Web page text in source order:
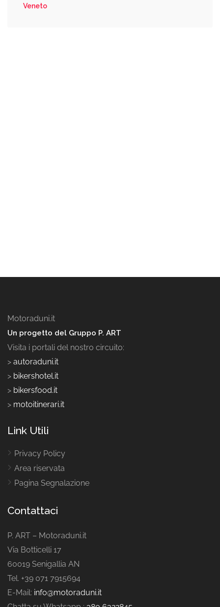
Veneto
Motoraduni.it
Un progetto del Gruppo P. ART
Visita i portali del nostro circuito:
> autoraduni.it
> bikershotel.it
> bikersfood.it
> motoitinerari.it
Link Utili
Privacy Policy
Area riservata
Pagina Segnalazione
Contattaci
P. ART – Motoraduni.it
Via Botticelli 17
60019 Senigallia AN
Tel. +39 071 7915694
E-Mail: info@motoraduni.it